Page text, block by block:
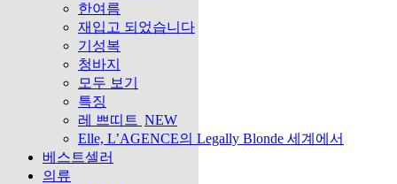
한여름
재입고 되었습니다
기성복
청바지
모두 보기
특징
레 쁘띠트 NEW
Elle, L’AGENCE의 Legally Blonde 세계에서
베스트셀러
의류